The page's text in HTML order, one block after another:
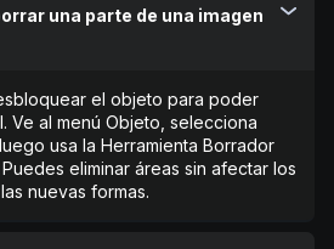
una parte de una imagen
el objeto para poder
Ve al menú Objeto, selecciona
usa la Herramienta Borrador
eliminar áreas sin afectar los
nuevas formas.